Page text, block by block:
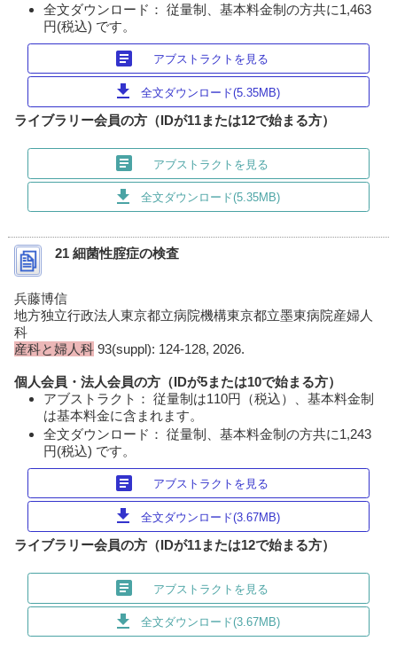
全文ダウンロード： 従量制、基本料金制の方共に1,463
円(税込) です。
article アブストラクトを見る
download 全文ダウンロード(5.35MB)
ライブラリー会員の方（IDが11または12で始まる方）
article アブストラクトを見る
download 全文ダウンロード(5.35MB)
21 細菌性腟症の検査
兵藤博信
地方独立行政法人東京都立病院機構東京都立墨東病院産婦人
科
産科と婦人科 93(suppl): 124-128, 2026.
個人会員・法人会員の方（IDが5または10で始まる方）
アブストラクト： 従量制は110円（税込）、基本料金制
は基本料金に含まれます。
全文ダウンロード： 従量制、基本料金制の方共に1,243
円(税込) です。
article アブストラクトを見る
download 全文ダウンロード(3.67MB)
ライブラリー会員の方（IDが11または12で始まる方）
article アブストラクトを見る
download 全文ダウンロード(3.67MB)